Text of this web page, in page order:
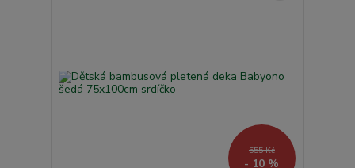
555 Kč
- 10 %